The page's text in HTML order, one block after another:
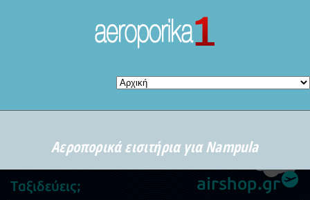
Αεροπορικά εισιτήρια για Nampula